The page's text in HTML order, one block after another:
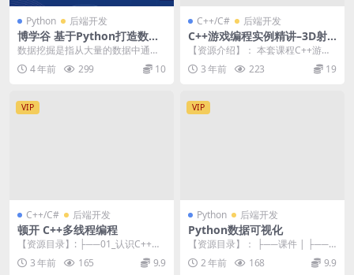
Python 后端开发
博学谷 基于Python打造数据
挖掘实战 数据分析高手训练营
| 完结
数据挖掘是指从大量的数据中通过
算法搜索隐藏于其中信息的过程。
数据挖掘通常与计算...
4 年前 299 10
C++/C# 后端开发
C++游戏编程实例精讲–3D射
击游戏作弊
【资源介绍】： 本套课程C++游戏
编程实例精讲–3D射击游戏作弊：
课程官方售价2...
3 年前 223 19
VIP
C++/C# 后端开发
顿开 C++多线程编程
【资源目录】: ├──01_认识C++多
线程 | ├──C++多线程 | | ├...
3 年前 165 9.9
VIP
Python 后端开发
Python数据可视化
【资源目录】： ├──课件 | ├──0
-课件.zip 42.66M | ├──...
2 年前 168 9.9